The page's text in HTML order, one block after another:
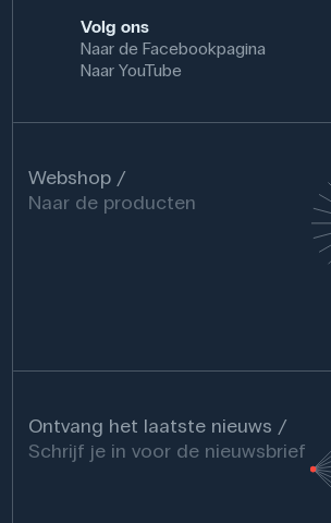
Volg ons
Naar de Facebookpagina
Naar YouTube
Webshop
Naar de producten
Ontvang het laatste nieuws
Schrijf je in voor de nieuwsbrief